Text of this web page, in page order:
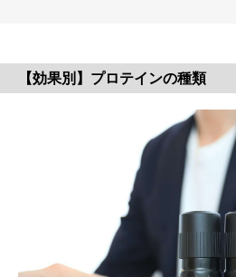
【効果別】プロテインの種類